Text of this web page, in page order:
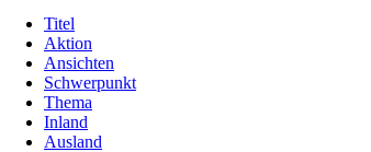
Titel
Aktion
Ansichten
Schwerpunkt
Thema
Inland
Ausland